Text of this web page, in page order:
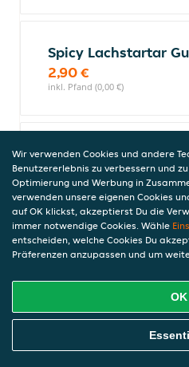
Spicy Lachstartar
2,90 €
inkl. Pfand (0,00 €)
Ikura Lachskaviar
3,20 €
inkl. Pfand (0,00 €)
Sashimi
Ibudai Sashimi
mit Butterfisch
Online
Wir verwenden Cookies und andere
Benutzererlebnis zu verbessern und
Optimierung und Werbung in
verwenden unsere eigenen Cookies
auf OK klickst, akzeptierst Du die
immer notwendige Cookies. Wähle
entscheiden, welche Cookies Du
Präferenzen anzupassen und um
OK